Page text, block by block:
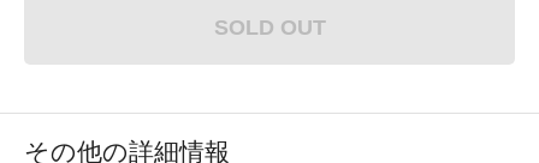
SOLD OUT
その他の詳細情報